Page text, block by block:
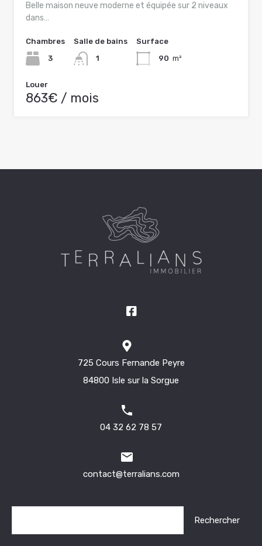
Belle maison neuve moderne et équipée sur 2 niveaux
dans…
Chambres
3
Salle de bains
1
Surface
90 m²
Louer
863€ / mois
725 Cours Fernande Peyre
84800 Isle sur la Sorgue
04 32 62 78 57
contact@terralians.com